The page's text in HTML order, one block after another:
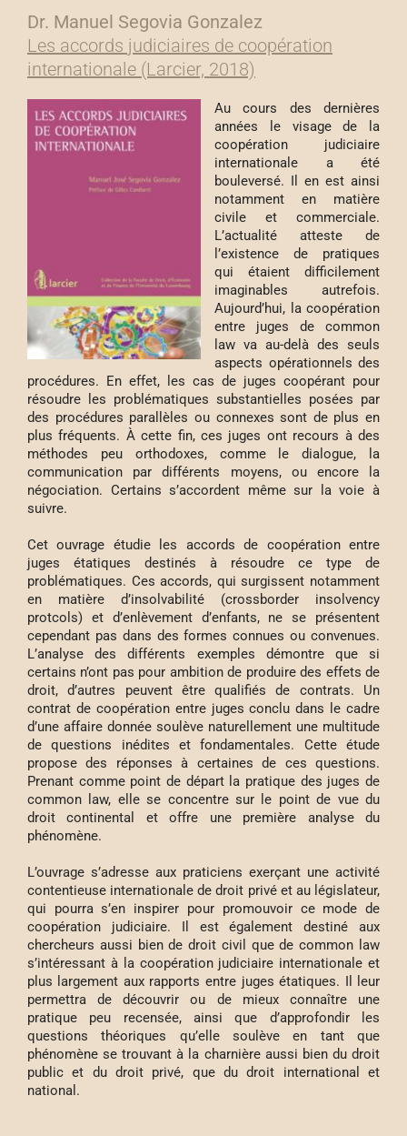
Dr. Manuel Segovia Gonzalez
Les accords judiciaires de coopération
internationale (Larcier, 2018)
Au cours des dernières
années le visage de la
coopération judiciaire
internationale a été
bouleversé. Il en est ainsi
notamment en matière
civile et commerciale.
L’actualité atteste de
l’existence de pratiques
qui étaient difficilement
imaginables autrefois.
Aujourd’hui, la coopération
entre juges de common
law va au-delà des seuls
aspects opérationnels des
procédures. En effet, les cas de juges coopérant pour
résoudre les problématiques substantielles posées par
des procédures parallèles ou connexes sont de plus en
plus fréquents. À cette fin, ces juges ont recours à des
méthodes peu orthodoxes, comme le dialogue, la
communication par différents moyens, ou encore la
négociation. Certains s’accordent même sur la voie à
suivre.
Cet ouvrage étudie les accords de coopération entre
juges étatiques destinés à résoudre ce type de
problématiques. Ces accords, qui surgissent notamment
en matière d’insolvabilité (crossborder insolvency
protcols) et d’enlèvement d’enfants, ne se présentent
cependant pas dans des formes connues ou convenues.
L’analyse des différents exemples démontre que si
certains n’ont pas pour ambition de produire des effets de
droit, d’autres peuvent être qualifiés de contrats. Un
contrat de coopération entre juges conclu dans le cadre
d’une affaire donnée soulève naturellement une multitude
de questions inédites et fondamentales. Cette étude
propose des réponses à certaines de ces questions.
Prenant comme point de départ la pratique des juges de
common law, elle se concentre sur le point de vue du
droit continental et offre une première analyse du
phénomène.
L’ouvrage s’adresse aux praticiens exerçant une activité
contentieuse internationale de droit privé et au législateur,
qui pourra s’en inspirer pour promouvoir ce mode de
coopération judiciaire. Il est également destiné aux
chercheurs aussi bien de droit civil que de common law
s’intéressant à la coopération judiciaire internationale et
plus largement aux rapports entre juges étatiques. Il leur
permettra de découvrir ou de mieux connaître une
pratique peu recensée, ainsi que d’approfondir les
questions théoriques qu’elle soulève en tant que
phénomène se trouvant à la charnière aussi bien du droit
public et du droit privé, que du droit international et
national.